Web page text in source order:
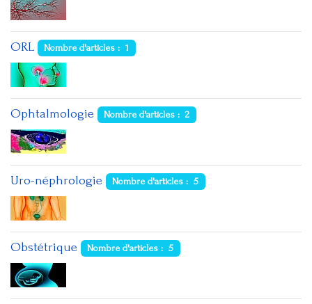
ORL Nombre d'articles : 1
Ophtalmologie Nombre d'articles : 2
Uro-néphrologie Nombre d'articles : 5
Obstétrique Nombre d'articles : 5